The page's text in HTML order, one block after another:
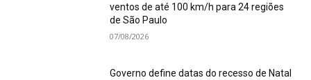
ventos de até 100 km/h para 24 regiões
de São Paulo
07/08/2026
Governo define datas do recesso de Natal